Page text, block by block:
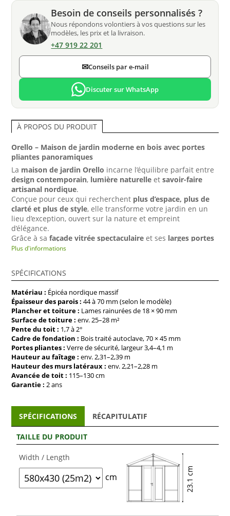
Besoin de conseils personnalisés ?
Nous répondons volontiers à vos questions sur les
modèles, les prix et la livraison.
+47 919 22 201
✉Conseils par e-mail
Discuter sur WhatsApp
À PROPOS DU PRODUIT
Orello – Maison de jardin moderne en bois avec portes
pliantes panoramiques
La maison de jardin Orello incarne l’équilibre parfait entre
design contemporain, lumière naturelle etsavoir-faire
artisanal nordique.
Conçue pour ceux qui recherchent plus d’espace, plus de
clarté et plus de style, elle transforme votre jardin en un
lieu d’exception, ouvert sur la nature et empreint
d’élégance.
Grâce à safaçade vitrée spectaculaire et ses larges portes
pliantes panoramiques
d’harmonie
Disponible entrois tailles, Orello s’adapte à tous les
environnements :compactepour les petits jardins ou
spacieusepour unrefuge lumineux au cœur de la nature
Design et fonctionnalité en parfaite harmonie
L’Orello se distingue par seslignes architecturales épurées
sesgrandes surfaces vitréeset lafusion harmonieuse du
bois et de la lumière.
Lesportes pliantes en verre de sécurité s’ouvrent
complètement, effaçant la frontière entre intérieur et
extérieur – unespace idéal pour les soirées d’été
Sontoit plat moderne
tandis que lachaleur naturelle de l’épicéa nordique
apportecaractère et douceurà l’ensemble.
durable
Fabriquée à partir demadriers massifs de 44 à 70 mm
Orello garantit unestabilité exceptionnelle
et une
Plus d'informations
SPÉCIFICATIONS
Matériau : Épicéa nordique massif
Épaisseur des parois : 44 à 70 mm (selon le modèle)
Plancher et toiture : Lames rainurées de 18 × 90 mm
Surface de toiture : env. 25–28 m²
Pente du toit : 1,7 à 2°
Cadre de fondation : Bois traité autoclave, 70 × 45 mm
Portes pliantes : Verre de sécurité, largeur 3,4–4,1 m
Hauteur au faîtage : env. 2,31–2,39 m
Hauteur des murs latéraux : env. 2,21–2,28 m
Avancée de toit : 115–130 cm
Garantie : 2 ans
SPÉCIFICATIONS RÉCAPITULATIF
TAILLE DU PRODUIT
Width / Length
cm 23.1 cm